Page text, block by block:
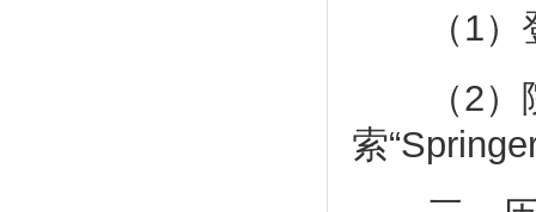
（1）登
（2）院
索